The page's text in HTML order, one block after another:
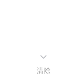
清除